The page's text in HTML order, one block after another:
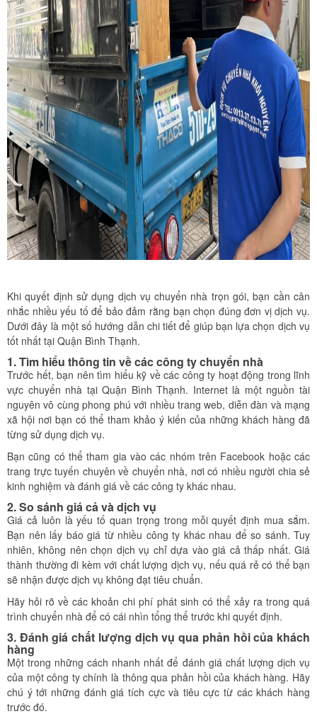
Khi quyết định sử dụng dịch vụ chuyển nhà trọn gói, bạn cần cân
nhắc nhiều yếu tố để bảo đảm rằng bạn chọn đúng đơn vị dịch vụ.
Dưới đây là một số hướng dẫn chi tiết để giúp bạn lựa chọn dịch vụ
tốt nhất tại Quận Bình Thạnh.
1. Tìm hiểu thông tin về các công ty chuyển nhà
Trước hết, bạn nên tìm hiểu kỹ về các công ty hoạt động trong lĩnh
vực chuyển nhà tại Quận Bình Thạnh. Internet là một nguồn tài
nguyên vô cùng phong phú với nhiều trang web, diễn đàn và mạng
xã hội nơi bạn có thể tham khảo ý kiến của những khách hàng đã
từng sử dụng dịch vụ.
Bạn cũng có thể tham gia vào các nhóm trên Facebook hoặc các
trang trực tuyến chuyên về chuyển nhà, nơi có nhiều người chia sẻ
kinh nghiệm và đánh giá về các công ty khác nhau.
2. So sánh giá cả và dịch vụ
Giá cả luôn là yếu tố quan trọng trong mỗi quyết định mua sắm.
Bạn nên lấy báo giá từ nhiều công ty khác nhau để so sánh. Tuy
nhiên, không nên chọn dịch vụ chỉ dựa vào giá cả thấp nhất. Giá
thành thường đi kèm với chất lượng dịch vụ, nếu quá rẻ có thể bạn
sẽ nhận được dịch vụ không đạt tiêu chuẩn.
Hãy hỏi rõ về các khoản chi phí phát sinh có thể xảy ra trong quá
trình chuyển nhà để có cái nhìn tổng thể trước khi quyết định.
3. Đánh giá chất lượng dịch vụ qua phản hồi của khách
hàng
Một trong những cách nhanh nhất để đánh giá chất lượng dịch vụ
của một công ty chính là thông qua phản hồi của khách hàng. Hãy
chú ý tới những đánh giá tích cực và tiêu cực từ các khách hàng
trước đó.